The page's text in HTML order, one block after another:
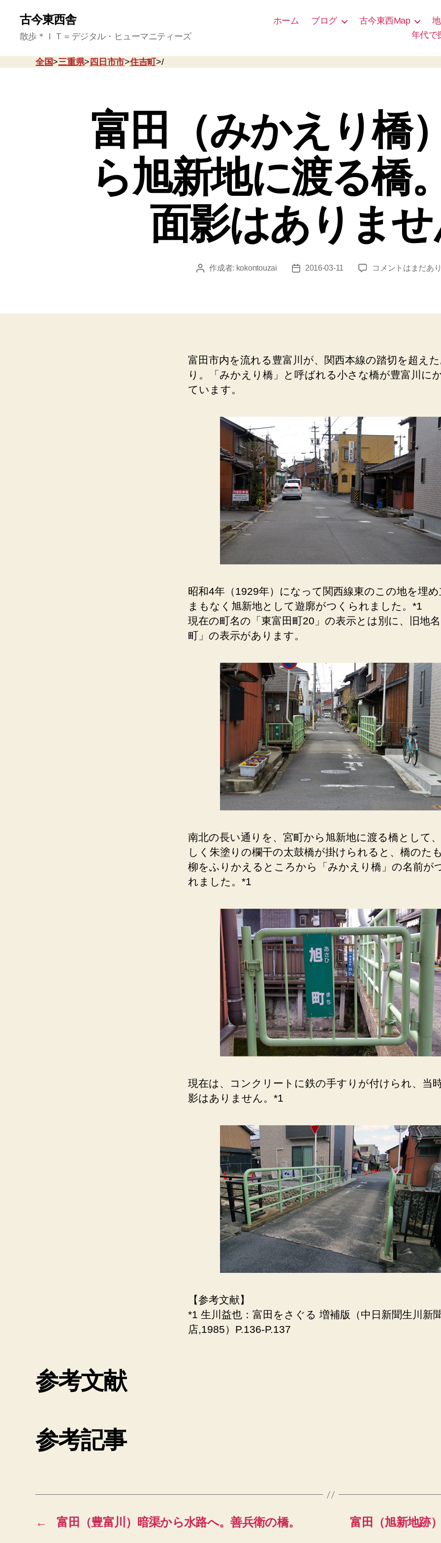
古今東西舎
散歩＊ＩＴ＝デジタル・ヒューマニティーズ
ホーム ブログ 古今東西Map
年代で
全国>三重県> 四日市市>住吉町 >/
富田（みかえり橋
ら旭新地に渡る橋
面影はありま
投 作成者: kokontouzai
投
2016-03-11
富
え
町
か
に
る
橋。
当
時
の
面
り
せ
ん。
へ
の
コメントはまだあ
富田市内を流れる豊富川が、関西本線の踏切を超え
り。「みかえり橋」と呼ばれる小さな橋が豊富川に
ています。
昭和4年（1929年）になって関西線東のこの地を埋
まもなく旭新地として遊廓がつくられました。*1
現在の町名の「東富田町20」の表示とは別に、旧地
町」の表示があります。
南北の長い通りを、宮町から旭新地に渡る橋として
しく朱塗りの欄干の太鼓橋が掛けられると、橋のた
柳をふりかえるところから「みかえり橋」の名前が
れました。*1
現在は、コンクリートに鉄の手すりが付けられ、当
影はありません。*1
【参考文献】
*1 生川益也：富田をさぐる 増補版（中日新聞生川新
店,1985）P.136-P.137
参考文献
参考記事
← 富田（豊富川）暗渠から水路へ。善兵衛の橋。 富田（旭新地跡